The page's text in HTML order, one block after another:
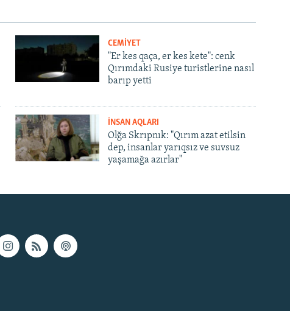
CEMİYET
"Er kes qaça, er kes kete": cenk
Qırımdaki Rusiye turistlerine nasıl
barıp yetti
İNSAN AQLARI
Olğa Skrıpnık: "Qırım azat etilsin
dep, insanlar yarıqsız ve suvsuz
yaşamağa azırlar"